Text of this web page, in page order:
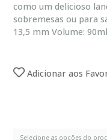
como um delicioso
sobremesas ou para
13,5 mm Volume: 90ml
Adicionar aos